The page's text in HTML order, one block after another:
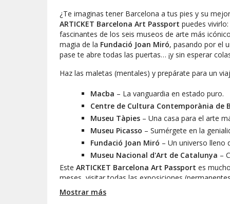
¿Te imaginas tener Barcelona a tus pies y su
ARTICKET Barcelona Art Passport puedes
fascinantes de los seis museos de arte más
magia de la Fundació Joan Miró, pasando por el
pase te abre todas las puertas… ¡y sin esperar
Haz las maletas (mentales) y prepárate para un
Macba – La vanguardia en estado puro.
Centre de Cultura Contemporània de
Museu Tàpies – Una casa para el arte
Museu Picasso – Sumérgete en la
Fundació Joan Miró – Un universo lleno
Museu Nacional d'Art de Catalunya –
Este ARTICKET Barcelona Art Passport es
meses, visitar todas las exposiciones
exclusivos de cada museo en tu propio
que es perfecto para disfrutar en familia o con
Mostrar más